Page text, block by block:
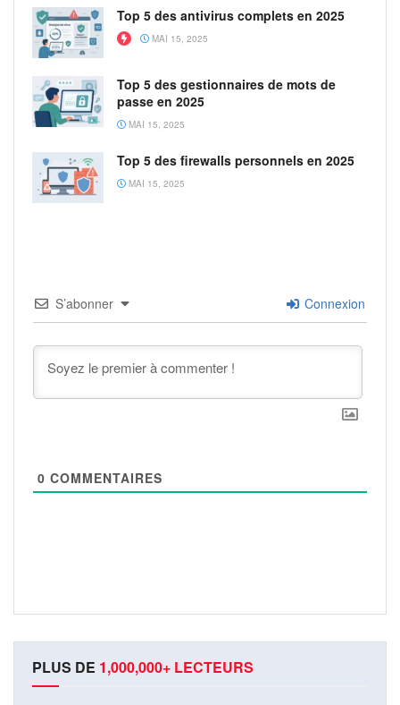
Top 5 des antivirus complets en 2025
MAI 15, 2025
Top 5 des gestionnaires de mots de
passe en 2025
MAI 15, 2025
Top 5 des firewalls personnels en 2025
MAI 15, 2025
S’abonner Connexion
0 COMMENTAIRES
PLUS DE 1,000,000+ LECTEURS